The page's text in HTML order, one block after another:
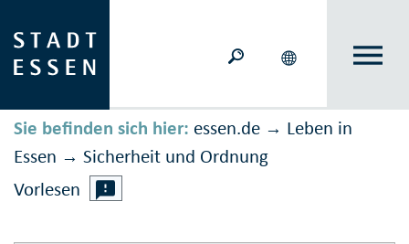
Sie befinden sich hier: essen.de → Leben in
Essen → Sicher­heit und Ord­nung
Vorlesen